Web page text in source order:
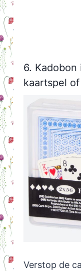
6.
kaartspel
Verstop de